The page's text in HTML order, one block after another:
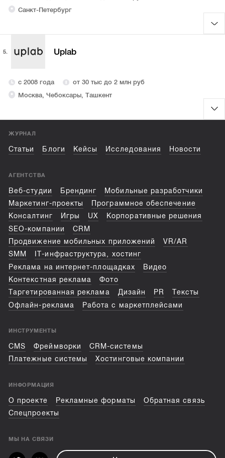
Санкт-Петербург
5. Uplab
с 2008 года
от 30 тыс до 2 млн руб
Москва, Чебоксары, Ташкент
ЖУРНАЛ
Статьи Блоги Кейсы Исследования Новости
АГЕНТСТВА
Веб-студии Брендинг
Мобильные разработчики
Маркетинг-проекты
Программное обеспечение
Консалтинг
Игры UX
Корпоративные решения
SEO-компании
CRM
Продвижение мобильных приложений
VR/AR
SMM
IT-инфраструктура, хостинг
Реклама на интернет-площадках
Видео
Контекстная реклама
Фото
Таргетированная реклама
Дизайн PR
Тексты
Офлайн-реклама
Работа с маркетплейсами
ИНСТРУМЕНТЫ
CMS Фреймворки
CRM-системы
Платежные системы
Хостинговые компании
ИНФОРМАЦИЯ
О проекте Рекламные форматы
Обратная связь
Спецпроекты
МЫ НА СВЯЗИ